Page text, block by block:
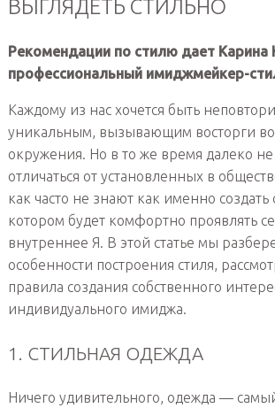
ВЫГЛЯДЕТЬ СТИЛЬНО
Рекомендации по стилю дает
профессиональный имиджмейкер-
Каждому из нас хочется быть
уникальным, вызывающим восторги
окружения. Но в то же время далеко
отличаться от установленных в
как часто не знают как именно создать
котором будет комфортно проявлять
внутреннее Я. В этой статье мы
особенности построения стиля,
правила создания собственного
индивидуального имиджа.
1. СТИЛЬНАЯ ОДЕЖДА
Ничего удивительного, одежда —